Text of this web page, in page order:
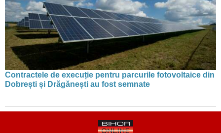
Contractele de execuție pentru parcurile fotovoltaice din
Dobrești și Drăgănești au fost semnate